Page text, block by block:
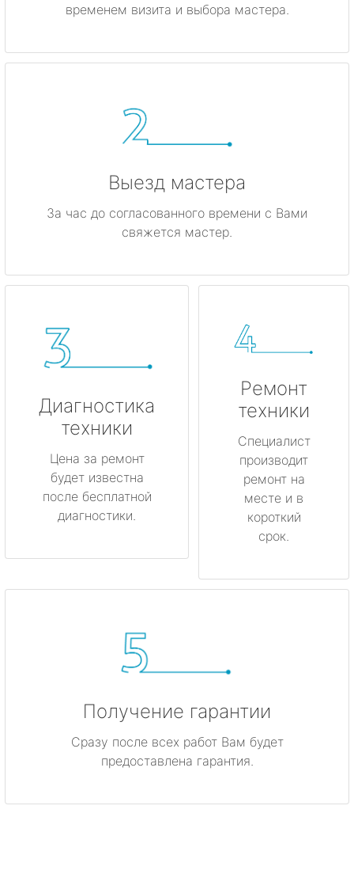
временем визита и выбора мастера.
Выезд мастера
За час до согласованного времени с Вами
свяжется мастер.
Диагностика
техники
Цена за ремонт
будет известна
после бесплатной
диагностики.
Ремонт
техники
Специалист
производит
ремонт на
месте и в
короткий
срок.
Получение гарантии
Сразу после всех работ Вам будет
предоставлена гарантия.